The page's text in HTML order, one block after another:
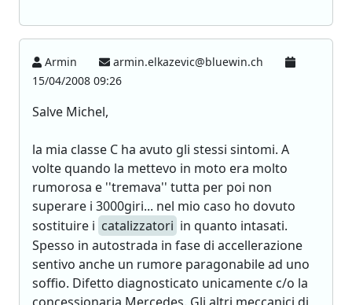
Armin
armin.elkazevic@bluewin.ch
15/04/2008 09:26
Salve Michel,
la mia classe C ha avuto gli stessi sintomi. A
volte quando la mettevo in moto era molto
rumorosa e ''tremava'' tutta per poi non
superare i 3000giri... nel mio caso ho dovuto
sostituire i catalizzatori in quanto intasati.
Spesso in autostrada in fase di accellerazione
sentivo anche un rumore paragonabile ad uno
soffio. Difetto diagnosticato unicamente c/o la